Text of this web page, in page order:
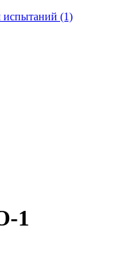
испытаний (1)
1